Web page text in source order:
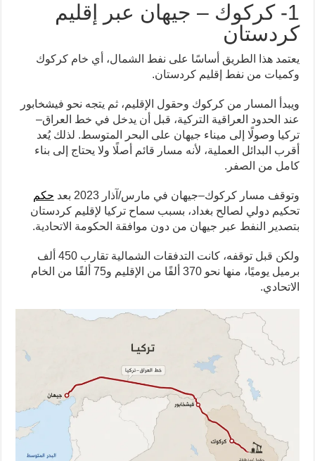
1- كركوك – جيهان عبر إقليم
كردستان
يعتمد هذا الطريق أساسًا على نفط الشمال، أي خام كركوك
وكميات من نفط إقليم كردستان.
ويبدأ المسار من كركوك وحقول الإقليم، ثم يتجه نحو فيشخابور
عند الحدود العراقية التركية، قبل أن يدخل في خط العراق–
تركيا وصولًا إلى ميناء جيهان على البحر المتوسط. لذلك يُعد
أقرب البدائل العملية، لأنه مسار قائم أصلًا ولا يحتاج إلى بناء
كامل من الصفر.
وتوقف مسار كركوك–جيهان في مارس/آذار 2023 بعد
حكم
تحكيم دولي لصالح بغداد، بسبب سماح تركيا لإقليم كردستان
بتصدير النفط عبر جيهان من دون موافقة الحكومة الاتحادية.
ولكن قبل توقفه، كانت التدفقات الشمالية تقارب 450 ألف
برميل يوميًا، منها نحو 370 ألفًا من الإقليم و75 ألفًا من الخام
الاتحادي.